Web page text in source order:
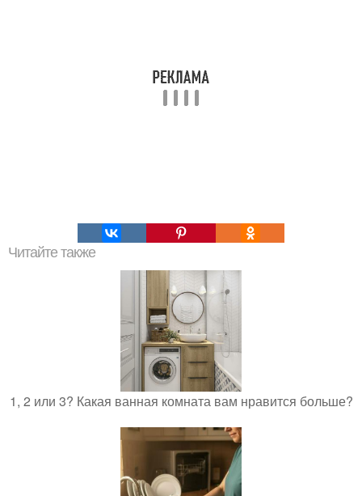
Читайте также
1, 2 или 3? Какая ванная комната вам нравится больше?